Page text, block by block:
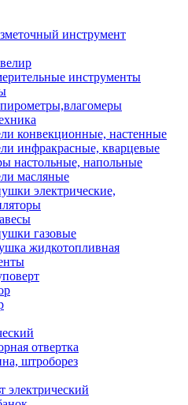
инструмент
инструменты
конвекционные, настенные
инфракрасные, кварцевые
настольные, напольные
масляные
электрические,
газовые
жидкотопливная
отвертка
штроборез
электрический